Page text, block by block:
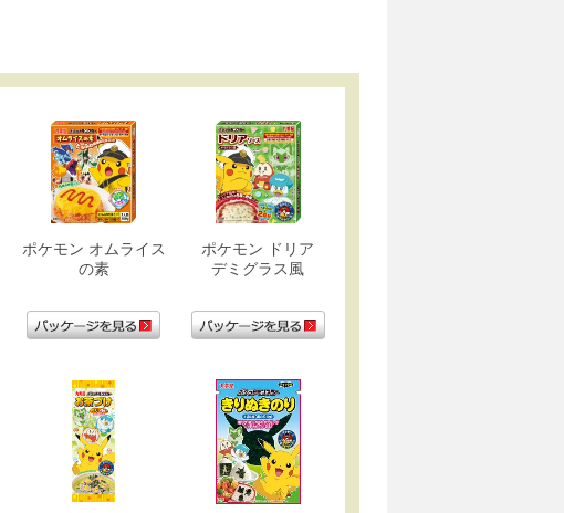
ポケモン オムライス
の素
ポケモン ドリア
デミグラス風